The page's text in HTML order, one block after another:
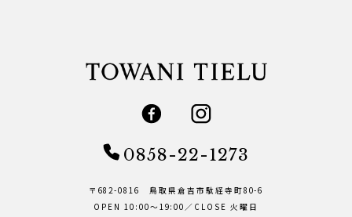
0858-22-1273
〒682-0816 鳥取県倉吉市駄経寺町80-6
OPEN 10:00～19:00／CLOSE 火曜日